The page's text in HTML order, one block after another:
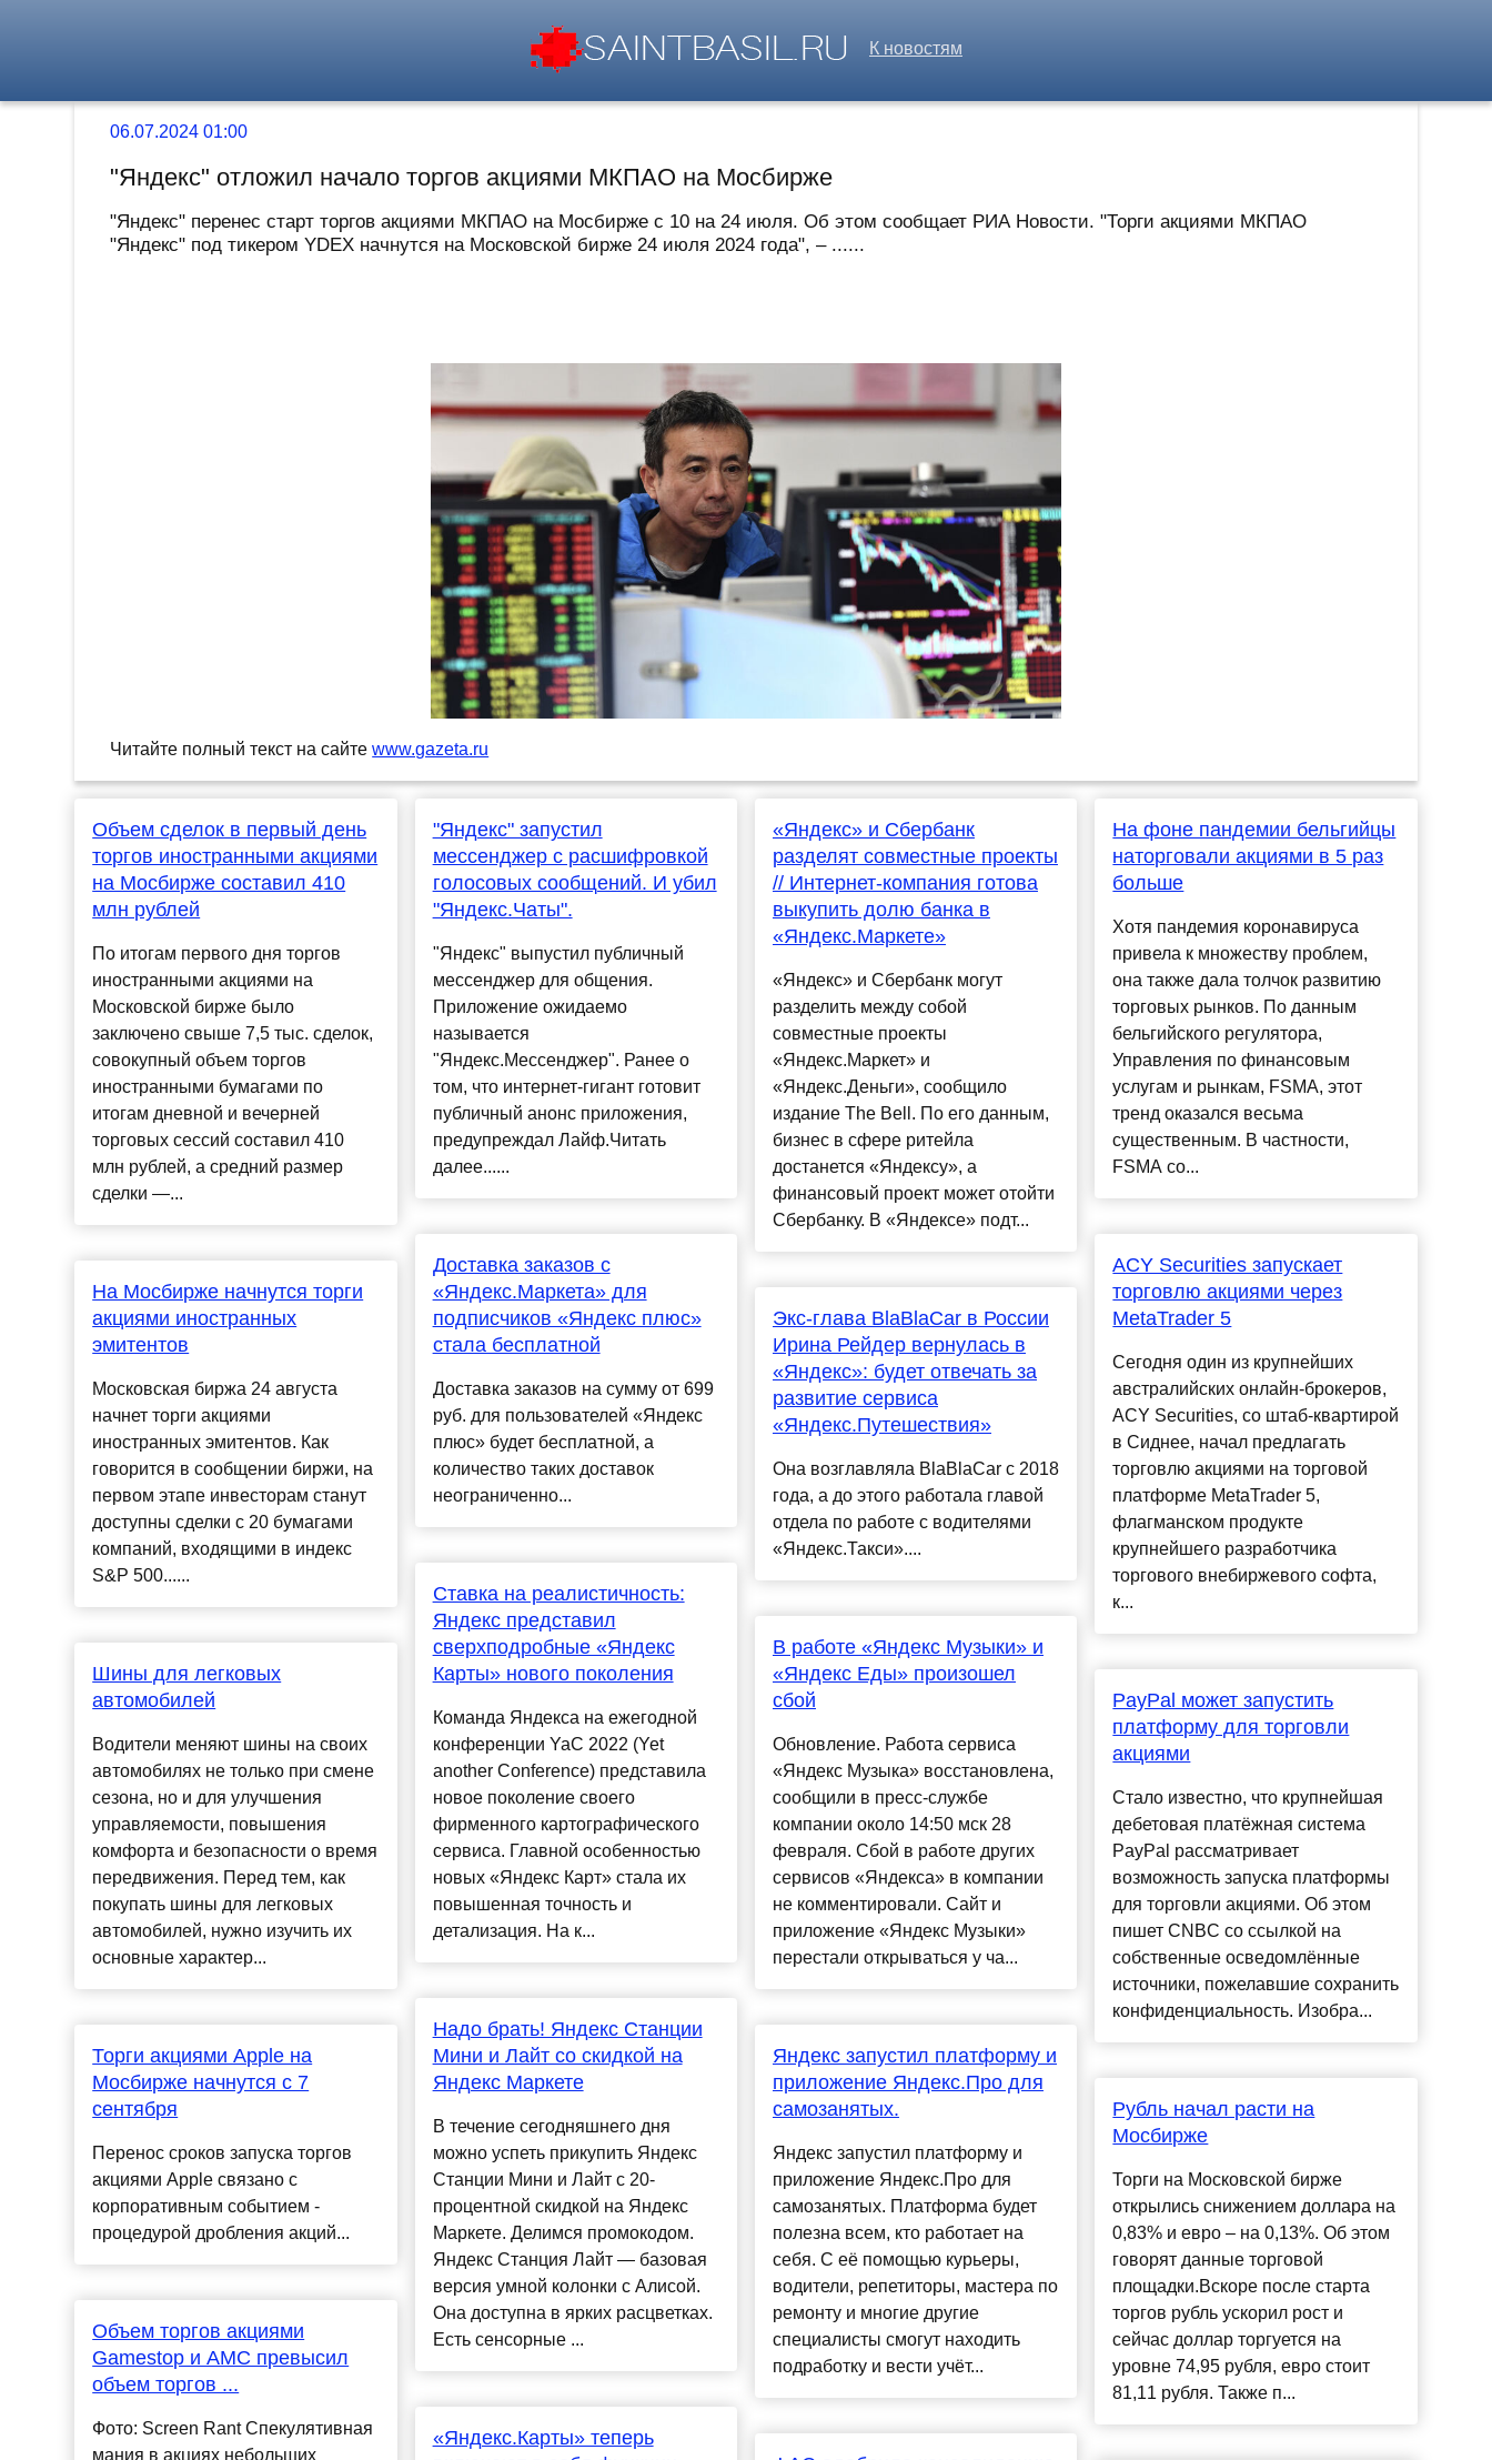
К новостям
06.07.2024 01:00
"Яндекс" отложил начало торгов акциями МКПАО на Мосбирже
"Яндекс" перенес старт торгов акциями МКПАО на Мосбирже с 10 на 24 июля. Об этом сообщает РИА Новости. "Торги акциями МКПАО
"Яндекс" под тикером YDEX начнутся на Московской бирже 24 июля 2024 года", – ......
Читайте полный текст на сайтеwww.gazeta.ru
Объем сделок в первый день
торгов иностранными акциями
на Мосбирже составил 410
млн рублей
По итогам первого дня торгов
иностранными акциями на
Московской бирже было
заключено свыше 7,5 тыс. сделок,
совокупный объем торгов
иностранными бумагами по
итогам дневной и вечерней
торговых сессий составил 410
млн рублей, а средний размер
сделки —...
На Мосбирже начнутся торги
акциями иностранных
эмитентов
Московская биржа 24 августа
начнет торги акциями
иностранных эмитентов. Как
говорится в сообщении биржи, на
первом этапе инвесторам станут
доступны сделки с 20 бумагами
компаний, входящими в индекс
S&P 500......
Шины для легковых
автомобилей
Водители меняют шины на своих
автомобилях не только при смене
сезона, но и для улучшения
управляемости, повышения
комфорта и безопасности о время
передвижения. Перед тем, как
покупать шины для легковых
автомобилей, нужно изучить их
основные характер...
Торги акциями Apple на
Мосбирже начнутся с 7
сентября
Перенос сроков запуска торгов
акциями Apple связано с
корпоративным событием -
процедурой дробления акций...
Объем торгов акциями
Gamestop и AMC превысил
объем торгов ...
Фото: Screen Rant Спекулятивная
мания в акциях небольших
"Яндекс" запустил
мессенджер с расшифровкой
голосовых сообщений. И убил
"Яндекс.Чаты".
"Яндекс" выпустил публичный
мессенджер для общения.
Приложение ожидаемо
называется
"Яндекс.Мессенджер". Ранее о
том, что интернет-гигант готовит
публичный анонс приложения,
предупреждал Лайф.Читать
далее......
Доставка заказов с
«Яндекс.Маркета» для
подписчиков «Яндекс плюс»
стала бесплатной
Доставка заказов на сумму от 699
руб. для пользователей «Яндекс
плюс» будет бесплатной, а
количество таких доставок
неограниченно...
Ставка на реалистичность:
Яндекс представил
сверхподробные «Яндекс
Карты» нового поколения
Команда Яндекса на ежегодной
конференции YaC 2022 (Yet
another Conference) представила
новое поколение своего
фирменного картографического
сервиса. Главной особенностью
новых «Яндекс Карт» стала их
повышенная точность и
детализация. На к...
Надо брать! Яндекс Станции
Мини и Лайт со скидкой на
Яндекс Маркете
В течение сегодняшнего дня
можно успеть прикупить Яндекс
Станции Мини и Лайт с 20-
процентной скидкой на Яндекс
Маркете. Делимся промокодом.
Яндекс Станция Лайт — базовая
версия умной колонки с Алисой.
Она доступна в ярких расцветках.
Есть сенсорные ...
«Яндекс.Карты» теперь
«Яндекс» и Сбербанк
разделят совместные проекты
// Интернет-компания готова
выкупить долю банка в
«Яндекс.Маркете»
«Яндекс» и Сбербанк могут
разделить между собой
совместные проекты
«Яндекс.Маркет» и
«Яндекс.Деньги», сообщило
издание The Bell. По его данным,
бизнес в сфере ритейла
достанется «Яндексу», а
финансовый проект может отойти
Сбербанку. В «Яндексе» подт...
Экс-глава BlaBlaCar в России
Ирина Рейдер вернулась в
«Яндекс»: будет отвечать за
развитие сервиса
«Яндекс.Путешествия»
Она возглавляла BlaBlaCar c 2018
года, а до этого работала главой
отдела по работе с водителями
«Яндекс.Такси»....
В работе «Яндекс Музыки» и
«Яндекс Еды» произошел
сбой
Обновление. Работа сервиса
«Яндекс Музыка» восстановлена,
сообщили в пресс-службе
компании около 14:50 мск 28
февраля. Сбой в работе других
сервисов «Яндекса» в компании
не комментировали. Сайт и
приложение «Яндекс Музыки»
перестали открываться у ча...
Яндекс запустил платформу и
приложение Яндекс.Про для
самозанятых.
Яндекс запустил платформу и
приложение Яндекс.Про для
самозанятых. Платформа будет
полезна всем, кто работает на
себя. С её помощью курьеры,
водители, репетиторы, мастера по
ремонту и многие другие
специалисты смогут находить
подработку и вести учёт...
На фоне пандемии бельгийцы
наторговали акциями в 5 раз
больше
Хотя пандемия коронавируса
привела к множеству проблем,
она также дала толчок развитию
торговых рынков. По данным
бельгийского регулятора,
Управления по финансовым
услугам и рынкам, FSMA, этот
тренд оказался весьма
существенным. В частности,
FSMA со...
ACY Securities запускает
торговлю акциями через
MetaTrader 5
Сегодня один из крупнейших
австралийских онлайн-брокеров,
ACY Securities, со штаб-квартирой
в Сиднее, начал предлагать
торговлю акциями на торговой
платформе MetaTrader 5,
флагманском продукте
крупнейшего разработчика
торгового внебиржевого софта,
к...
PayPal может запустить
платформу для торговли
акциями
Стало известно, что крупнейшая
дебетовая платёжная система
PayPal рассматривает
возможность запуска платформы
для торговли акциями. Об этом
пишет CNBC со ссылкой на
собственные осведомлённые
источники, пожелавшие сохранить
конфиденциальность. Изобра...
Рубль начал расти на
Мосбирже
Торги на Московской бирже
открылись снижением доллара на
0,83% и евро – на 0,13%. Об этом
говорят данные торговой
площадки.Вскоре после старта
торгов рубль ускорил рост и
сейчас доллар торгуется на
уровне 74,95 рубля, евро стоит
81,11 рубля. Также п...